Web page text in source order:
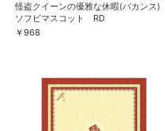
怪盗クイーンの優雅な休暇(バカンス)
ソフビマスコット RD
￥968